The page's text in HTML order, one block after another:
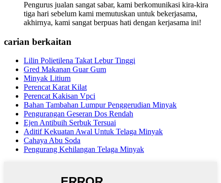
Pengurus jualan sangat sabar, kami berkomunikasi kira-kira
tiga hari sebelum kami memutuskan untuk bekerjasama,
akhirnya, kami sangat berpuas hati dengan kerjasama ini!
carian berkaitan
Lilin Polietilena Takat Lebur Tinggi
Gred Makanan Guar Gum
Minyak Litium
Perencat Karat Kilat
Perencat Kakisan Vpci
Bahan Tambahan Lumpur Penggerudian Minyak
Pengurangan Geseran Dos Rendah
Ejen Antibuih Serbuk Tersuai
Aditif Kekuatan Awal Untuk Telaga Minyak
Cahaya Abu Soda
Pengurang Kehilangan Telaga Minyak